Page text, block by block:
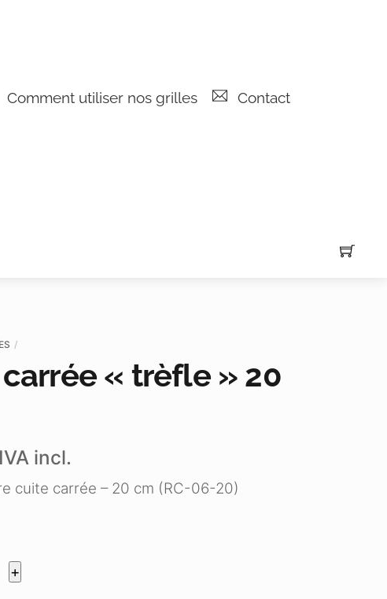
Comment utiliser nos grilles Contact
« trèfle » 20
IVA incl.
cuite carrée – 20 cm (RC-06-20)
+